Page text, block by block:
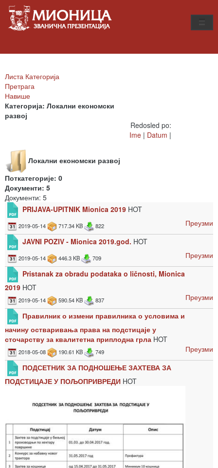
Листа Категорија
Претрага
Навише
Категорија: Локални економски
развој
Redosled po:
Ime | Datum |
Локални економски развој
Поткатегорије: 0
Документи: 5
Документи: 5
PRIJAVA-UPITNIK Mionica 2019 HOT
2019-05-14 717.34 KB 822
Преузми
JAVNI POZIV - Mionica 2019.god. HOT
2019-05-14 446.3 KB 709
Преузми
Pristanak za obradu podataka o ličnosti, Mionica
2019 HOT
2019-05-14 590.54 KB 837
Преузми
Правилник о измени правилника о условима и
начину остваривања права на подстицаје у
сточарству за квалитетна приплодна грла HOT
2018-05-08 190.61 KB 749
Преузми
ПОДСЕТНИК ЗА ПОДНОШЕЊЕ ЗАХТЕВА ЗА
ПОДСТИЦАЈЕ У ПОЉОПРИВРЕДИ HOT